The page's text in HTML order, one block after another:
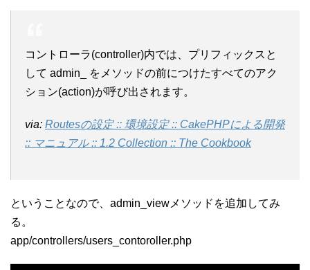
コントローラ(controller)内では、プリフィックスと
して admin_ をメソッドの前につけたすべてのアク
ション(action)が呼び出されます。
via: Routesの設定 :: 環境設定 :: CakePHPによる開発
:: マニュアル :: 1.2 Collection :: The Cookbook
ということなので、admin_viewメソッドを追加してみ
る。
app/controllers/users_contoroller.php